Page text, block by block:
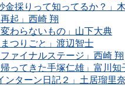
金採りって知ってるか？」
起」西崎 翔
変わらないもの」山下大典
つりごと」渡辺智士
ァイナルステージ」西崎 翔
帰ってきた手塚仁雄」富川知
ンターン日記２」土居瑠里奈